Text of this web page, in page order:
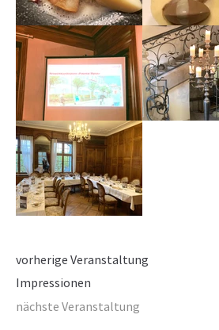
vorherige Veranstaltung
Impressionen
nächste Veranstaltung